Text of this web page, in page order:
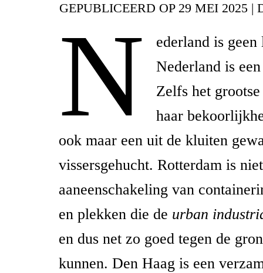
GEPUBLICEERD OP 29 MEI 2025 |
N
ederland is
Nederland is
Zelfs het
haar
ook maar een uit de kluiten
vissersgehucht. Rotterdam is
aaneenschakeling van
en plekken die de urban
en dus net zo goed tegen de
kunnen. Den Haag is een